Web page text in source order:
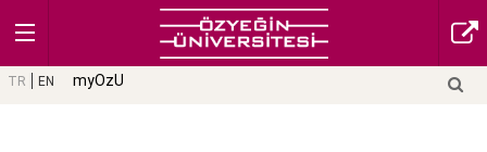
TR EN myOzU